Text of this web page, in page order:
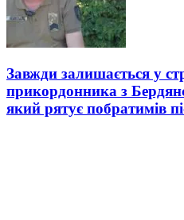
Завжди залишається у
прикордонника з
який рятує побратимів